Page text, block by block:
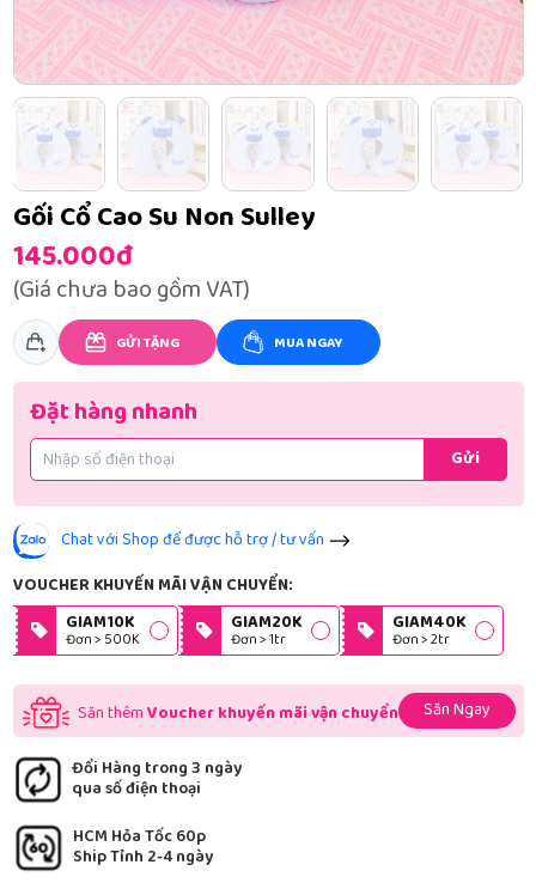
Gối Cổ Cao Su Non Sulley
145.000đ
(Giá chưa bao gồm VAT)
GỬI TẶNG MUA NGAY
Đặt hàng nhanh
Gửi
Chat với Shop để được hỗ trợ / tư vấn
VOUCHER KHUYẾN MÃI VẬN CHUYỂN:
GIAM10K
Đơn > 500K
GIAM20K
Đơn > 1tr
GIAM40K
Đơn > 2tr
Săn thêmVoucher khuyến mãi vận chuyển Săn Ngay
Đổi Hàng trong 3 ngày
qua số điện thoại
HCM Hỏa Tốc 60p
Ship Tỉnh 2-4 ngày